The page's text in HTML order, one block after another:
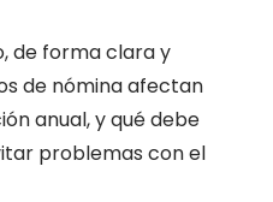
de forma clara y
de nómina afectan
anual, y qué debe
problemas con el